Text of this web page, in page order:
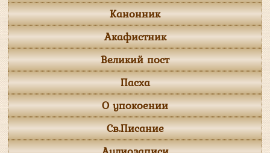
Канонник
Акафистник
Великий пост
Пасха
О упокоении
Св.Писание